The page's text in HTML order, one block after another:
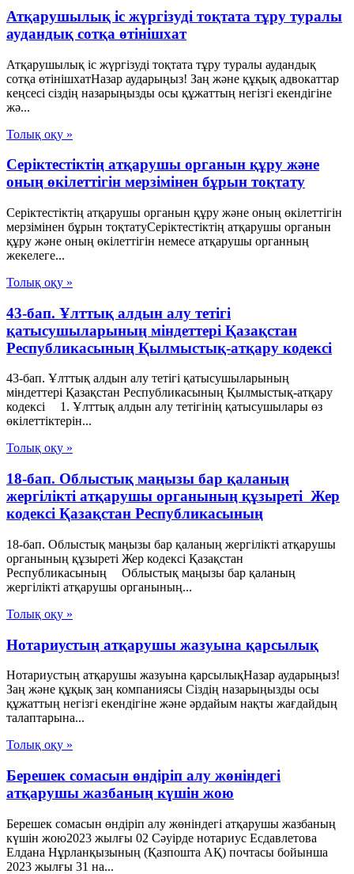
Атқарушылық іс жүргізуді тоқтата тұру туралы
аудандық сотқа өтінішхат
Атқарушылық іс жүргізуді тоқтата тұру туралы аудандық
сотқа өтінішхатНазар аударыңыз! Заң және құқық адвокаттар
кеңсесі сіздің назарыңызды осы құжаттың негізгі екендігіне
жә...
Толық оқу »
Серіктестіктің атқарушы органын құру және
оның өкілеттігін мерзімінен бұрын тоқтату
Серіктестіктің атқарушы органын құру және оның өкілеттігін
мерзімінен бұрын тоқтатуСеріктестіктің атқарушы органын
құру және оның өкілеттігін немесе атқарушы органның
жекелеге...
Толық оқу »
43-бап. Ұлттық алдын алу тетігі
қатысушыларының міндеттері Қазақстан
Республикасының Қылмыстық-атқару кодексі
43-бап. Ұлттық алдын алу тетігі қатысушыларының
міндеттері Қазақстан Республикасының Қылмыстық-атқару
кодексі 1. Ұлттық алдын алу тетігінің қатысушылары өз
өкілеттіктерін...
Толық оқу »
18-бап. Облыстық маңызы бар қаланың
жергілікті атқарушы органының құзыреті Жер
кодексі Қазақстан Республикасының
18-бап. Облыстық маңызы бар қаланың жергілікті атқарушы
органының құзыреті Жер кодексі Қазақстан
Республикасының Облыстық маңызы бар қаланың
жергілікті атқарушы органының...
Толық оқу »
Нотариустың атқарушы жазуына қарсылық
Нотариустың атқарушы жазуына қарсылықНазар аударыңыз!
Заң және құқық заң компаниясы Сіздің назарыңызды осы
құжаттың негізгі екендігіне және әрдайым нақты жағдайдың
талаптарына...
Толық оқу »
Берешек сомасын өндіріп алу жөніндегі
атқарушы жазбаның күшін жою
Берешек сомасын өндіріп алу жөніндегі атқарушы жазбаның
күшін жою2023 жылғы 02 Сәуірде нотариус Есдавлетова
Елдана Нұрланқызының (Қазпошта АҚ) почтасы бойынша
2023 жылғы 31 на...